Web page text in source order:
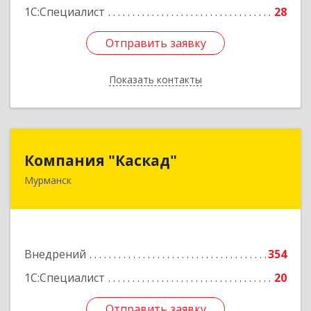
1С:Специалист
28
Отправить заявку
Показать контакты
Отправить заявку
Назад
Компания "Каскад"
Мурманск
Внедрений
354
1С:Специалист
20
183038, Мурманская обл, Мурманск г, Бабикова